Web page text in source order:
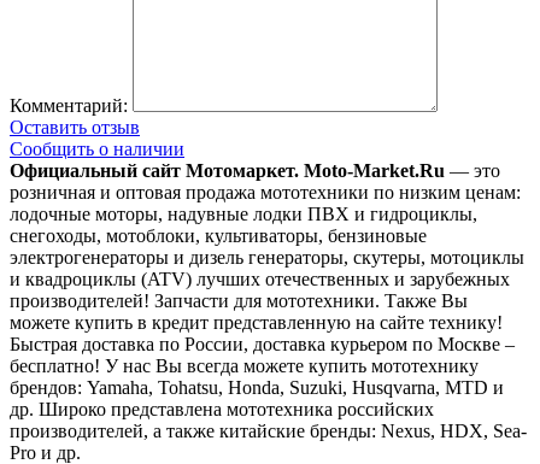
Комментарий:
Оставить отзыв
Сообщить о наличии
Официальный сайт Мотомаркет. Moto-Market.Ru — это
розничная и оптовая продажа мототехники по низким ценам:
лодочные моторы, надувные лодки ПВХ и гидроциклы,
снегоходы, мотоблоки, культиваторы, бензиновые
электрогенераторы и дизель генераторы, скутеры, мотоциклы
и квадроциклы (ATV) лучших отечественных и зарубежных
производителей! Запчасти для мототехники. Также Вы
можете купить в кредит представленную на сайте технику!
Быстрая доставка по России, доставка курьером по Москве –
бесплатно! У нас Вы всегда можете купить мототехнику
брендов: Yamaha, Tohatsu, Honda, Suzuki, Husqvarna, MTD и
др. Широко представлена мототехника российских
производителей, а также китайские бренды: Nexus, HDX, Sea-
Pro и др.